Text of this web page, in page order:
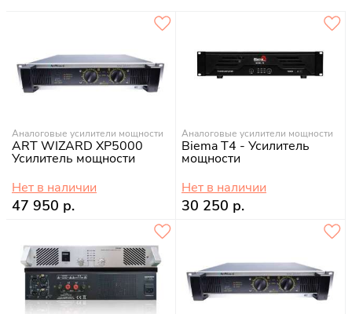
Аналоговые усилители мощности
ART WIZARD XP5000
Усилитель мощности
Нет в наличии
47 950 р.
Аналоговые усилители мощности
Biema T4 - Усилитель
мощности
Нет в наличии
30 250 р.